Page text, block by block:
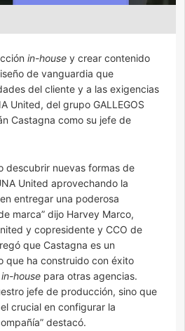
in-house y crear contenido
de vanguardia que
del cliente y a las exigencias
United, del grupo GALLEGOS
Castagna como su jefe de
descubrir nuevas formas de
United aprovechando la
entregar una poderosa
marca” dijo Harvey Marco,
y copresidente y CCO de
que Castagna es un
que ha construido con éxito
in-house para otras agencias.
jefe de producción, sino que
crucial en configurar la
destacó.